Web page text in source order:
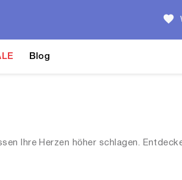
Blog
Ihre Herzen höher schlagen.
und mehr.